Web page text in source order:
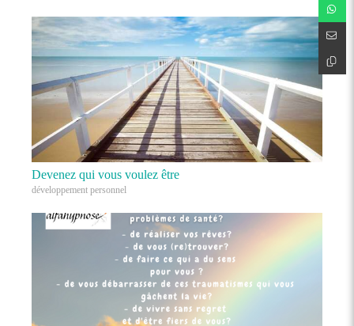
Devenez qui vous voulez être
développement personnel